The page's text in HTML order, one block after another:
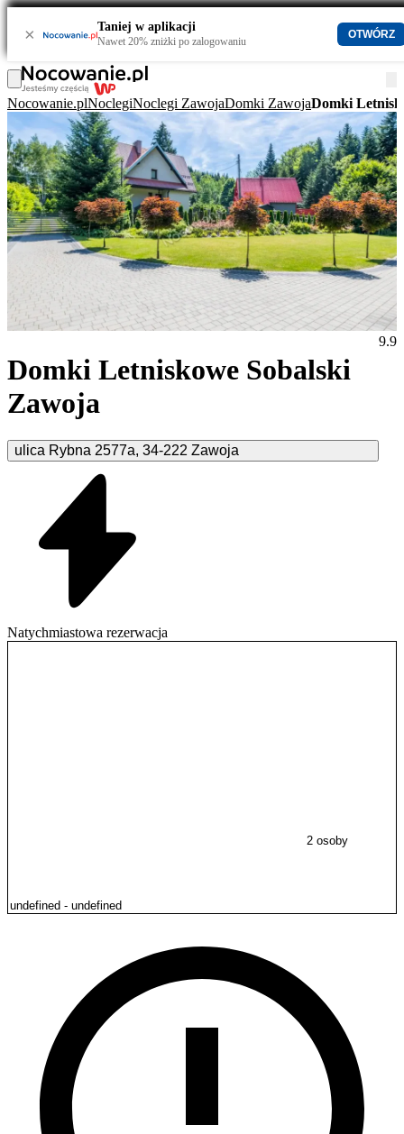
× Taniej w aplikacji
Nawet 20% zniżki po zalogowaniu
OTWÓRZ
Nocowanie.plNoclegiNoclegi ZawojaDomki ZawojaDomki
Domki Letniskowe Sobalski
Zawoja
ulica Rybna 2577a, 34-222 Zawoja
9.9
Natychmiastowa rezerwacja
2 osoby